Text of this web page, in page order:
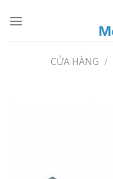
CỬA HÀNG /